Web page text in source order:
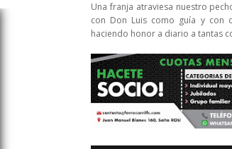
Una franja atraviesa nuestro
con Don Luis como guía y con
haciendo honor a diario a tantas